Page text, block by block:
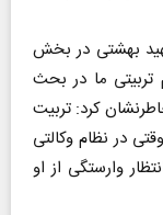
بهشتی در بخش
تربیتی ما در بحث
کرد: تربیت
در نظام وکالتی
وارستگی از او